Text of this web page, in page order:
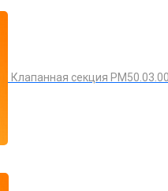
Клапанная секция